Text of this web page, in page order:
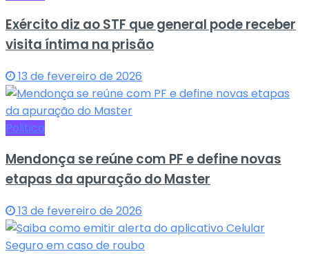
Exército diz ao STF que general pode receber
visita íntima na prisão
13 de fevereiro de 2026
Politica
Mendonça se reúne com PF e define novas
etapas da apuração do Master
13 de fevereiro de 2026